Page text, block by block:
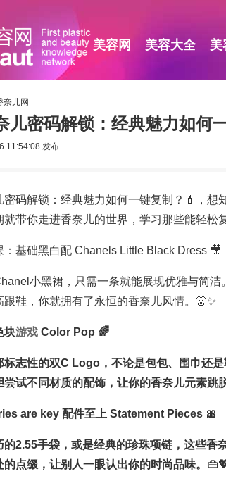
美容网 美容大全 美
奈儿网
儿密码解锁：经典魅力如何
11:54:08 发布
密码解锁：经典魅力如何一键复制？💄，想
就带你走进香奈儿的世界，学习那些能轻松
：基础黑白配 Chanels Little Black Dress 🎥
小黑裙，只需一条就能展现优雅与简
跟鞋，你就拥有了永恒的香奈儿风情。👗✨
块游戏 Color Pop 🌈
标志性的双C Logo，不论是包包、围巾还
尝试不同材质的配饰，让你的香奈儿元素跳
are key 配件至上 Statement Pieces 🎀
的2.55手袋，或是经典的珍珠项链，这些香
的点缀，让别人一眼认出你的时尚品味。